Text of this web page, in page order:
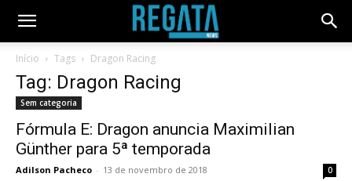
Início Tags Dragon Racing
Tag: Dragon Racing
Sem categoria
Fórmula E: Dragon anuncia Maximilian
Günther para 5ª temporada
Adilson Pacheco - 13 de novembro de 2018 0